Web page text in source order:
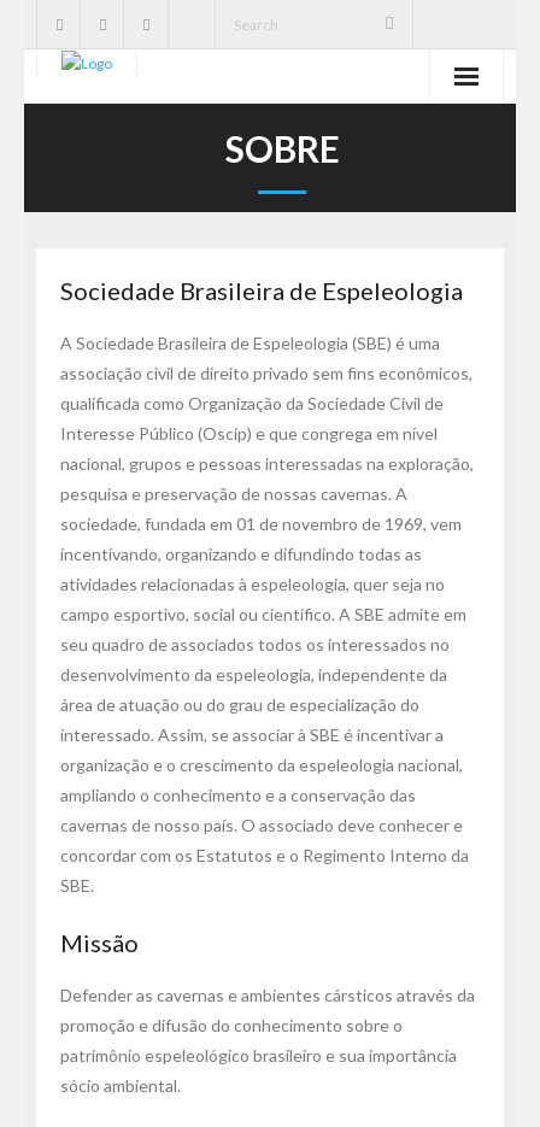
Notícias
Ações
Serviços
CNC
SOBRE
Sociedade Brasileira de Espeleologia
A Sociedade Brasileira de Espeleologia (SBE) é uma
associação civil de direito privado sem fins econômicos,
qualificada como Organização da Sociedade Civil de
Interesse Público (Oscip) e que congrega em nível
nacional, grupos e pessoas interessadas na exploração,
pesquisa e preservação de nossas cavernas. A
sociedade, fundada em 01 de novembro de 1969, vem
incentivando, organizando e difundindo todas as
atividades relacionadas à espeleologia, quer seja no
campo esportivo, social ou científico. A SBE admite em
seu quadro de associados todos os interessados no
desenvolvimento da espeleologia, independente da
área de atuação ou do grau de especialização do
interessado. Assim, se associar à SBE é incentivar a
organização e o crescimento da espeleologia nacional,
ampliando o conhecimento e a conservação das
cavernas de nosso país. O associado deve conhecer e
concordar com os Estatutos e o Regimento Interno da
SBE.
Missão
Defender as cavernas e ambientes cársticos através da
promoção e difusão do conhecimento sobre o
patrimônio espeleológico brasileiro e sua importância
sócio ambiental.